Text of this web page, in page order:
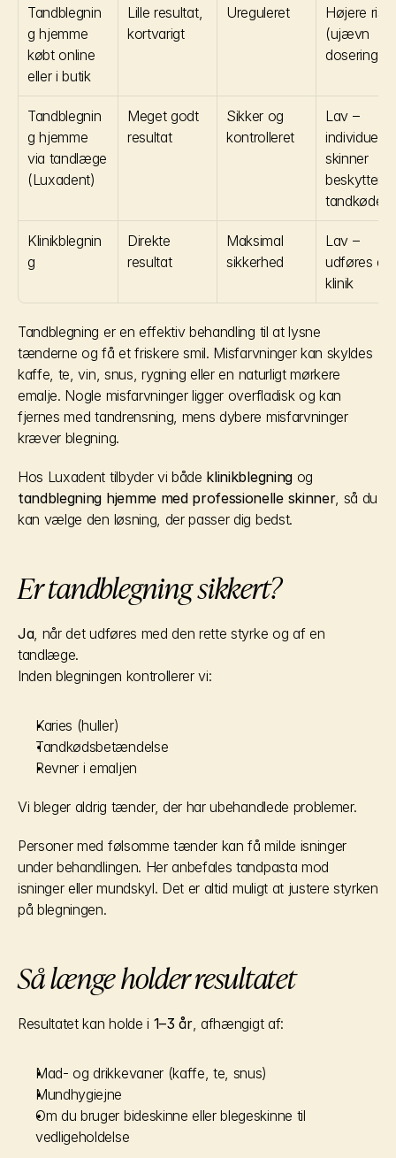
Tandblegnin
g hjemme
købt online
eller i butik
Lille resultat,
kortvarigt
Ureguleret
Højere
(ujævn
dosering)
Tandblegnin
g hjemme
via tandlæge
(Luxadent)
Meget godt
resultat
Sikker og
kontrolleret
Lav –
individuelle
skinner
beskytter
tandkødet
Klinikblegnin
g
Direkte
resultat
Maksimal
sikkerhed
Lav –
udføres af
klinik
Tandblegning er en effektiv behandling til at lysne
tænderne og få et friskere smil. Misfarvninger kan skyldes
kaffe, te, vin, snus, rygning eller en naturligt mørkere
emalje. Nogle misfarvninger ligger overfladisk og kan
fjernes med tandrensning, mens dybere misfarvninger
kræver blegning.
Hos Luxadent tilbyder vi både klinikblegning
tandblegning hjemme med professionelle skinner, så du
kan vælge den løsning, der passer dig bedst.
Er tandblegning sikkert?
Ja, når det udføres med den rette styrke og af en
tandlæge.
Inden blegningen kontrollerer vi:
Karies (huller)
Tandkødsbetændelse
Revner i emaljen
Vi bleger aldrig tænder, der har ubehandlede problemer.
Personer med følsomme tænder kan få milde isninger
under behandlingen. Her anbefales tandpasta mod
isninger eller mundskyl. Det er altid muligt at justere styrken
på blegningen.
Så længe holder resultatet
Resultatet kan holde i 1–3 år, afhængigt af:
Mad- og drikkevaner (kaffe, te, snus)
Mundhygiejne
Om du bruger bideskinne eller blegeskinne til
vedligeholdelse